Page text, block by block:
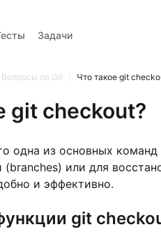
Задачи
Вопросы по Git Что такое git
git checkout?
одна из основных команд
или для
и эффективно.
git